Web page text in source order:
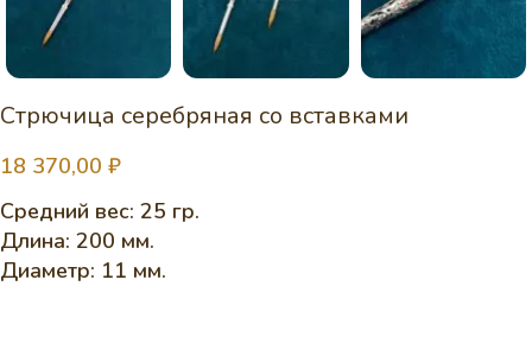
Стрючица серебряная со вставками
18 370,00 ₽
Средний вес: 25 гр.
Длина: 200 мм.
Диаметр: 11 мм.